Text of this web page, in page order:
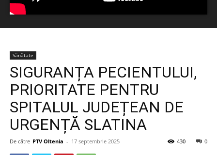
Sănătate
SIGURANȚA PECIENTULUI,
PRIORITATE PENTRU
SPITALUL JUDEȚEAN DE
URGENȚĂ SLATINA
De către PTV Oltenia - 17 septembrie 2025 0
430